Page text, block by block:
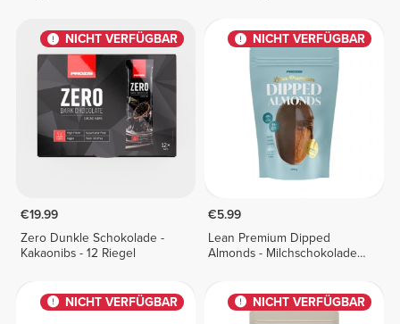
NICHT VERFÜGBAR
€19.99
Zero Dunkle Schokolade -
Kakaonibs - 12 Riegel
NICHT VERFÜGBAR
€5.99
Lean Premium Dipped
Almonds - Milchschokolade
NICHT VERFÜGBAR NICHT VERFÜGBAR